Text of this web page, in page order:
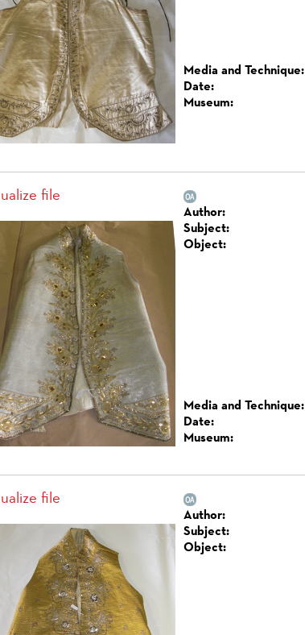
Media and Technique:
Date:
Museum:
file
Author:
Subject:
Object:
Media and Technique:
Date:
Museum:
file
Author:
Subject:
Object: